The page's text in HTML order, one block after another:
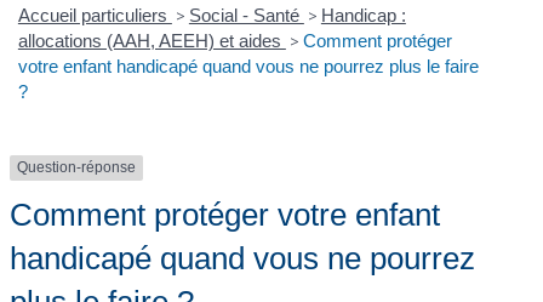
Accueil particuliers > Social - Santé > Handicap :
allocations (AAH, AEEH) et aides > Comment protéger
votre enfant handicapé quand vous ne pourrez plus le faire
?
Question-réponse
Comment protéger votre enfant
handicapé quand vous ne pourrez